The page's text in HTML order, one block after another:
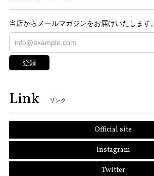
当店からメールマガジンをお届けいたします。
登録
Link リンク
Official site
Instagram
Twitter